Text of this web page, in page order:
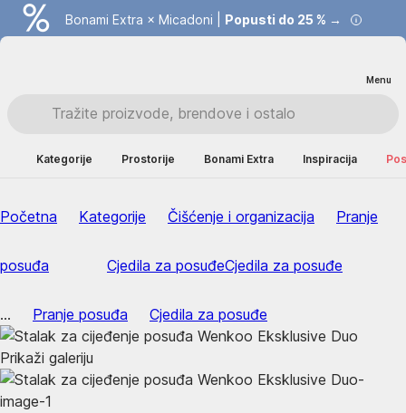
Bonami Extra × Micadoni | Popusti do 25 % →
Menu
Kategorije Prostorije Bonami Extra Inspiracija
Početna Kategorije Čišćenje i organizacija Pranje
posuđa Cjedila za posuđeCjedila za posuđe
... Pranje posuđa Cjedila za posuđe
Prikaži galeriju